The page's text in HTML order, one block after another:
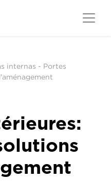
internas - Portes